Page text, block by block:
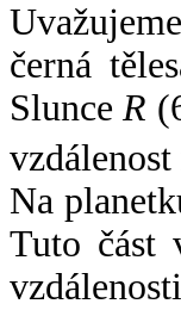
černá
SlunceR
Na
Tuto část